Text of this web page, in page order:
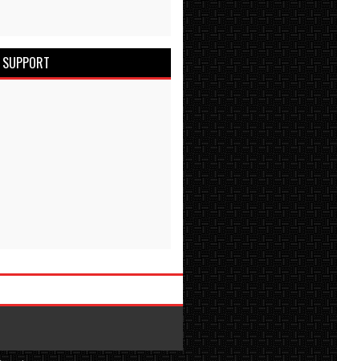
SUPPORT